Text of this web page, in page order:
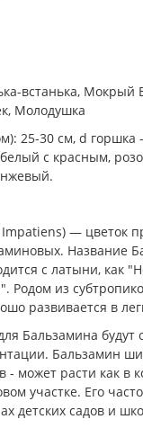
встанька, Мокрый
Молодушка
25-30 см, d горшка
с красным,
Impatiens) — цветок
Название
с латыни, как
Родом из
развивается в
Бальзамина будут
Бальзамин
- может расти как в
участке. Его
детских садов и